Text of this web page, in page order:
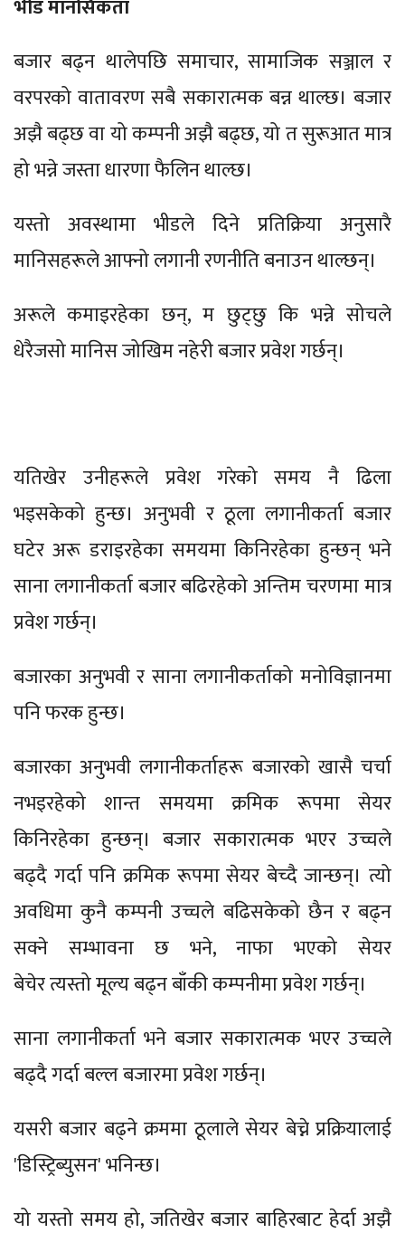
भीड मानसिकता
बजार बढ्न थालेपछि समाचार, सामाजिक सञ्जाल र
वरपरको वातावरण सबै सकारात्मक बन्न थाल्छ। बजार
अझै बढ्छ वा यो कम्पनी अझै बढ्छ, यो त सुरूआत मात्र
हो भन्ने जस्ता धारणा फैलिन थाल्छ।
यस्तो अवस्थामा भीडले दिने प्रतिक्रिया अनुसारै
मानिसहरूले आफ्नो लगानी रणनीति बनाउन थाल्छन्।
अरूले कमाइरहेका छन्, म छुट्छु कि भन्ने सोचले
धेरैजसो मानिस जोखिम नहेरी बजार प्रवेश गर्छन्।
यतिखेर उनीहरूले प्रवेश गरेको समय नै ढिला
भइसकेको हुन्छ। अनुभवी र ठूला लगानीकर्ता बजार
घटेर अरू डराइरहेका समयमा किनिरहेका हुन्छन् भने
साना लगानीकर्ता बजार बढिरहेको अन्तिम चरणमा मात्र
प्रवेश गर्छन्।
बजारका अनुभवी र साना लगानीकर्ताको मनोविज्ञानमा
पनि फरक हुन्छ।
बजारका अनुभवी लगानीकर्ताहरू बजारको खासै चर्चा
नभइरहेको शान्त समयमा क्रमिक रूपमा सेयर
किनिरहेका हुन्छन्। बजार सकारात्मक भएर उच्चले
बढ्दै गर्दा पनि क्रमिक रूपमा सेयर बेच्दै जान्छन्। त्यो
अवधिमा कुनै कम्पनी उच्चले बढिसकेको छैन र बढ्न
सक्ने सम्भावना छ भने, नाफा भएको सेयर
बेचेर त्यस्तो मूल्य बढ्न बाँकी कम्पनीमा प्रवेश गर्छन्।
साना लगानीकर्ता भने बजार सकारात्मक भएर उच्चले
बढ्दै गर्दा बल्ल बजारमा प्रवेश गर्छन्।
यसरी बजार बढ्ने क्रममा ठूलाले सेयर बेच्ने प्रक्रियालाई
'डिस्ट्रिब्युसन' भनिन्छ।
यो यस्तो समय हो, जतिखेर बजार बाहिरबाट हेर्दा अझै